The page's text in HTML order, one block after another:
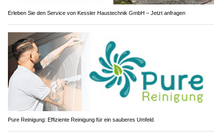
Erleben Sie den Service von Kessler Haustechnik GmbH – Jetzt anfragen
Pure Reinigung: Effiziente Reinigung für ein sauberes Umfeld